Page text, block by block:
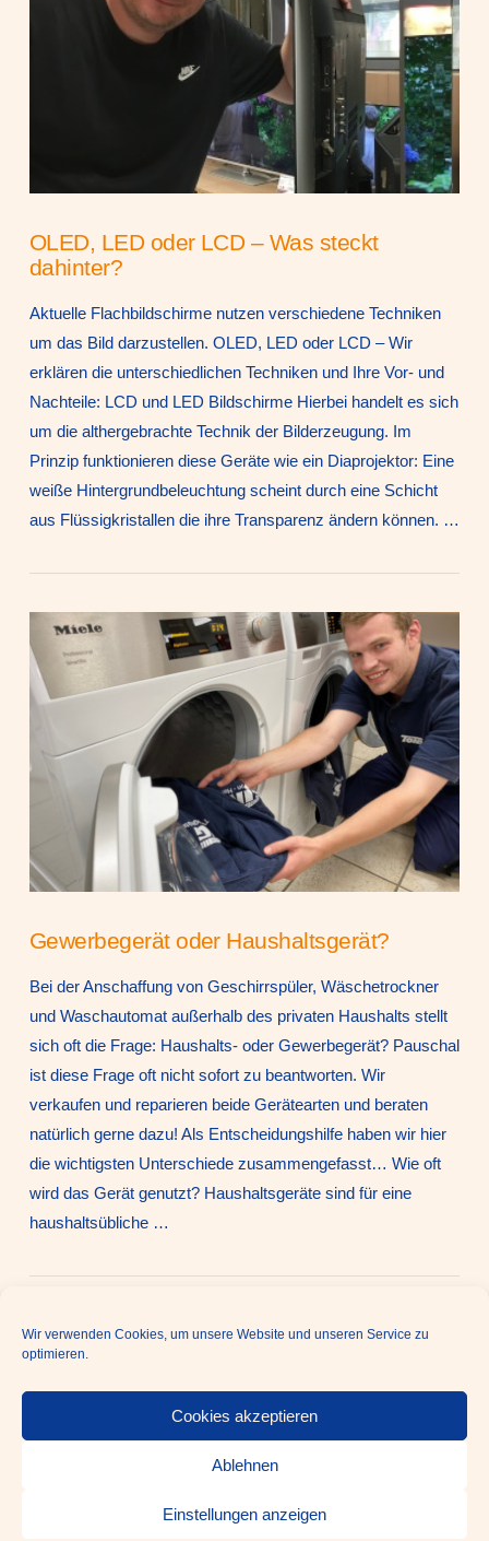
Wir verwenden Cookies, um unsere Website und unseren Service zu
optimieren.
Cookies akzeptieren
Ablehnen
Einstellungen anzeigen
VIEW POST
OLED, LED oder LCD – Was steckt
dahinter?
Aktuelle Flachbildschirme nutzen verschiedene Techniken
um das Bild darzustellen. OLED, LED oder LCD – Wir
erklären die unterschiedlichen Techniken und Ihre Vor- und
Nachteile: LCD und LED Bildschirme Hierbei handelt es sich
um die althergebrachte Technik der Bilderzeugung. Im
Prinzip funktionieren diese Geräte wie ein Diaprojektor: Eine
weiße Hintergrundbeleuchtung scheint durch eine Schicht
aus Flüssigkristallen die ihre Transparenz ändern können. …
Gewerbegerät oder Haushaltsgerät?
Bei der Anschaffung von Geschirrspüler, Wäschetrockner
und Waschautomat außerhalb des privaten Haushalts stellt
sich oft die Frage: Haushalts- oder Gewerbegerät? Pauschal
ist diese Frage oft nicht sofort zu beantworten. Wir
verkaufen und reparieren beide Gerätearten und beraten
natürlich gerne dazu! Als Entscheidungshilfe haben wir hier
die wichtigsten Unterschiede zusammengefasst… Wie oft
wird das Gerät genutzt? Haushaltsgeräte sind für eine
haushaltsübliche …
1 2
STARTSEITE
IMPRESSUM
DATENSCHUTZ